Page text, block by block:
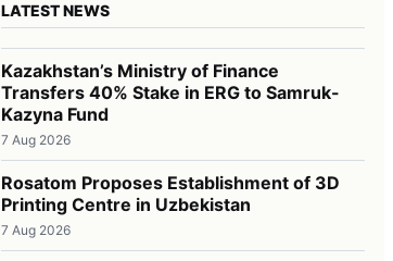
LATEST NEWS
Kazakhstan’s Ministry of Finance
Transfers 40% Stake in ERG to Samruk-
Kazyna Fund
7 Aug 2026
Rosatom Proposes Establishment of 3D
Printing Centre in Uzbekistan
7 Aug 2026